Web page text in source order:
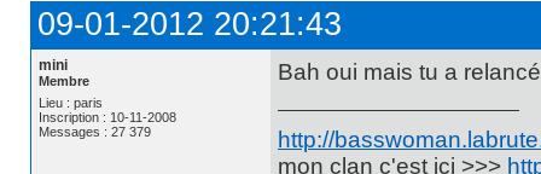
09-01-2012 20:21:43
mini
Membre
Lieu : paris
Inscription : 10-11-2008
Messages : 27 379
Bah oui mais tu a
http://
mon clan c'est ici >>>